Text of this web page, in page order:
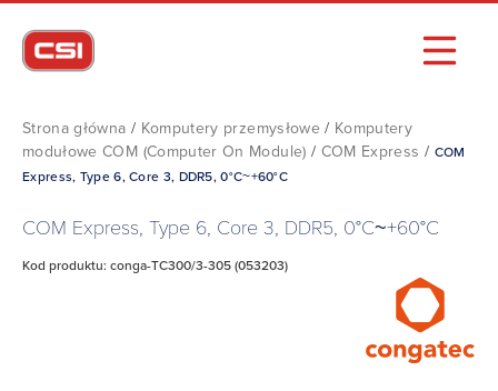
Strona główna / Komputery przemysłowe / Komputery
modułowe COM (Computer On Module) / COM Express / COM
Express, Type 6, Core 3, DDR5, 0°C~+60°C
COM Express, Type 6, Core 3, DDR5, 0°C~+60°C
Kod produktu: conga-TC300/3-305 (053203)